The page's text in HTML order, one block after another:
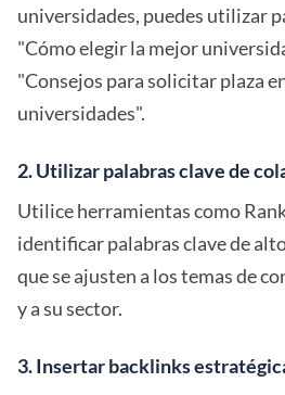
universidades, puedes utilizar
"Cómo elegir la mejor
"Consejos para solicitar plaza
universidades".
2. Utilizar palabras clave de
Utilice herramientas como
identificar palabras clave de
que se ajusten a los temas de
y a su sector.
3. Insertar backlinks